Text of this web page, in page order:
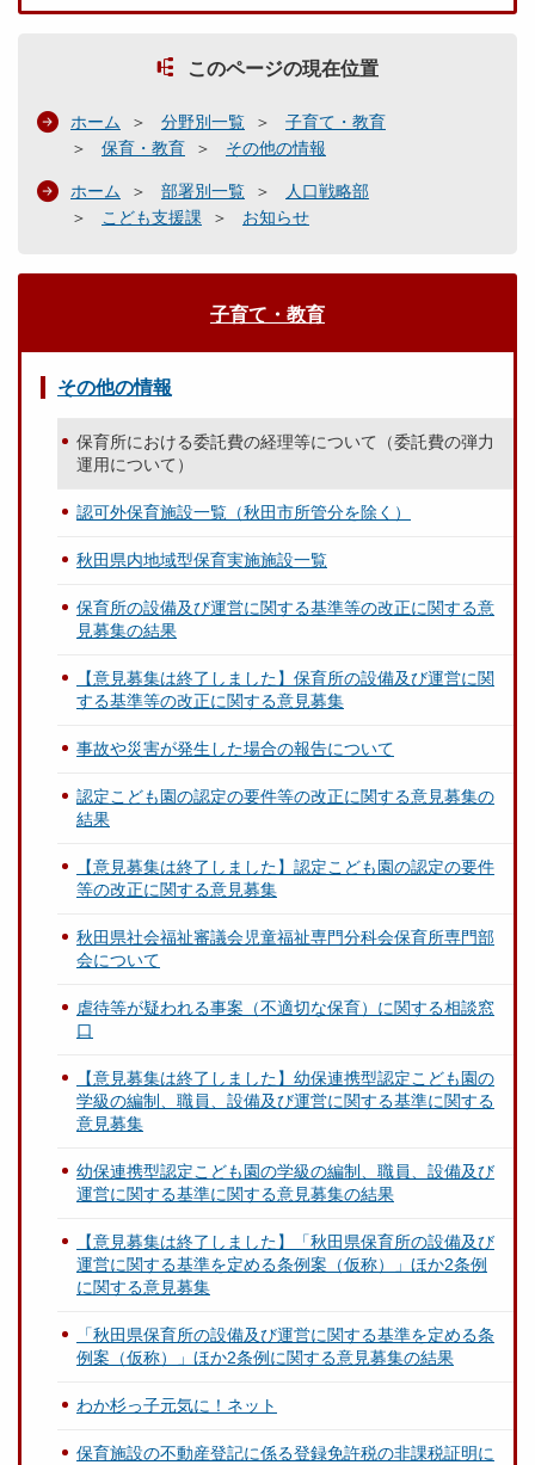
このページの現在位置
ホーム 分野別一覧
子育て・教育
保育・教育
その他の情報
ホーム 部署別一覧
人口戦略部
こども支援課
お知らせ
子育て・教育
その他の情報
保育所における委託費の経理等について（委託費の弾力
運用について）
認可外保育施設一覧（秋田市所管分を除く）
秋田県内地域型保育実施施設一覧
保育所の設備及び運営に関する基準等の改正に関する意
見募集の結果
【意見募集は終了しました】保育所の設備及び運営に関
する基準等の改正に関する意見募集
事故や災害が発生した場合の報告について
認定こども園の認定の要件等の改正に関する意見募集の
結果
【意見募集は終了しました】認定こども園の認定の要件
等の改正に関する意見募集
秋田県社会福祉審議会児童福祉専門分科会保育所専門部
会について
虐待等が疑われる事案（不適切な保育）に関する相談窓
口
【意見募集は終了しました】幼保連携型認定こども園の
学級の編制、職員、設備及び運営に関する基準に関する
意見募集
幼保連携型認定こども園の学級の編制、職員、設備及び
運営に関する基準に関する意見募集の結果
【意見募集は終了しました】「秋田県保育所の設備及び
運営に関する基準を定める条例案（仮称）」ほか2条例
に関する意見募集
「秋田県保育所の設備及び運営に関する基準を定める条
例案（仮称）」ほか2条例に関する意見募集の結果
わか杉っ子元気に！ネット
保育施設の不動産登記に係る登録免許税の非課税証明に